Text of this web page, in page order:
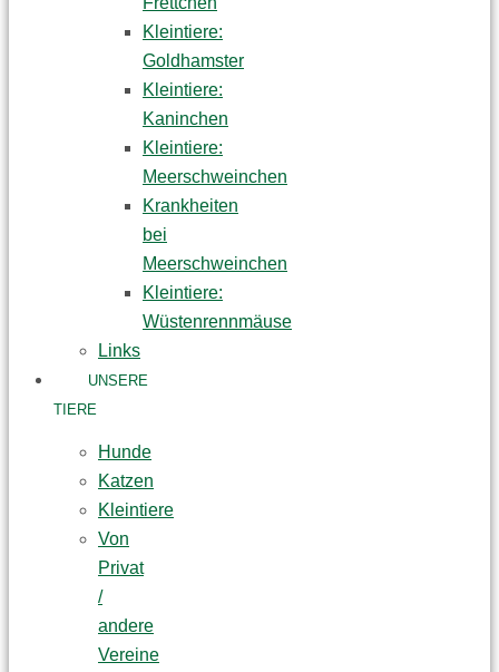
Kleintiere:
Goldhamster
Kleintiere:
Kaninchen
Kleintiere:
Meerschweinchen
Krankheiten
bei
Meerschweinchen
Kleintiere:
Wüstenrennmäuse
Links
UNSERE
TIERE
Hunde
Katzen
Kleintiere
Von
Privat
/
andere
Vereine